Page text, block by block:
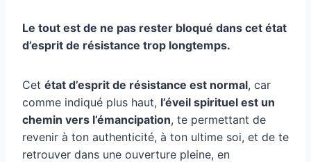
Le tout est de ne pas rester bloqué dans cet état
d’esprit de résistance trop longtemps.
Cet état d’esprit de résistance est normal, car
comme indiqué plus haut, l’éveil spirituel est un
chemin vers l’émancipation, te permettant de
revenir à ton authenticité, à ton ultime soi, et de te
retrouver dans une ouverture pleine, en